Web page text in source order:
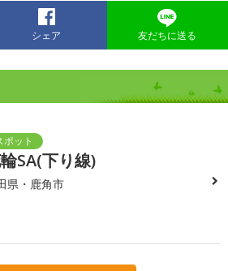
シェア 友だちに送る
SA(下り線)
県・鹿角市